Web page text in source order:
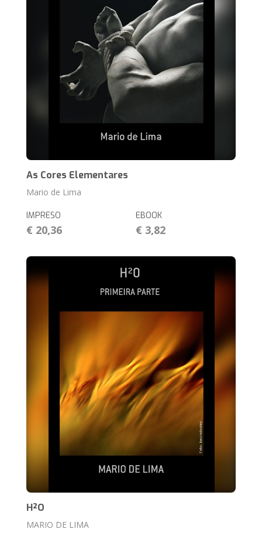
As Cores Elementares
Mario de Lima
IMPRESO
€ 20,36
EBOOK
€ 3,82
H²O
MARIO DE LIMA